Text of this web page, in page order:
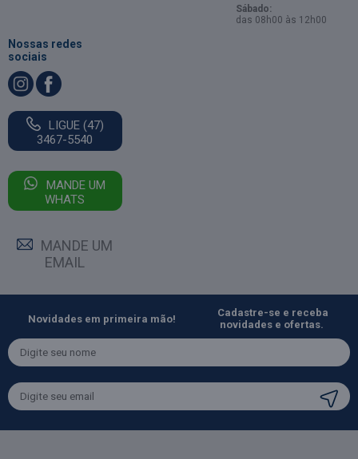
Sábado:
das 08h00 às 12h00
Nossas redes
sociais
LIGUE (47)
3467-5540
MANDE UM
WHATS
MANDE UM
EMAIL
Novidades em primeira mão!
Cadastre-se e receba
novidades e ofertas.